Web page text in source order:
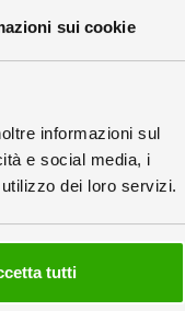
sui cookie
informazioni sul
e social media, i
dei loro servizi.
tutti